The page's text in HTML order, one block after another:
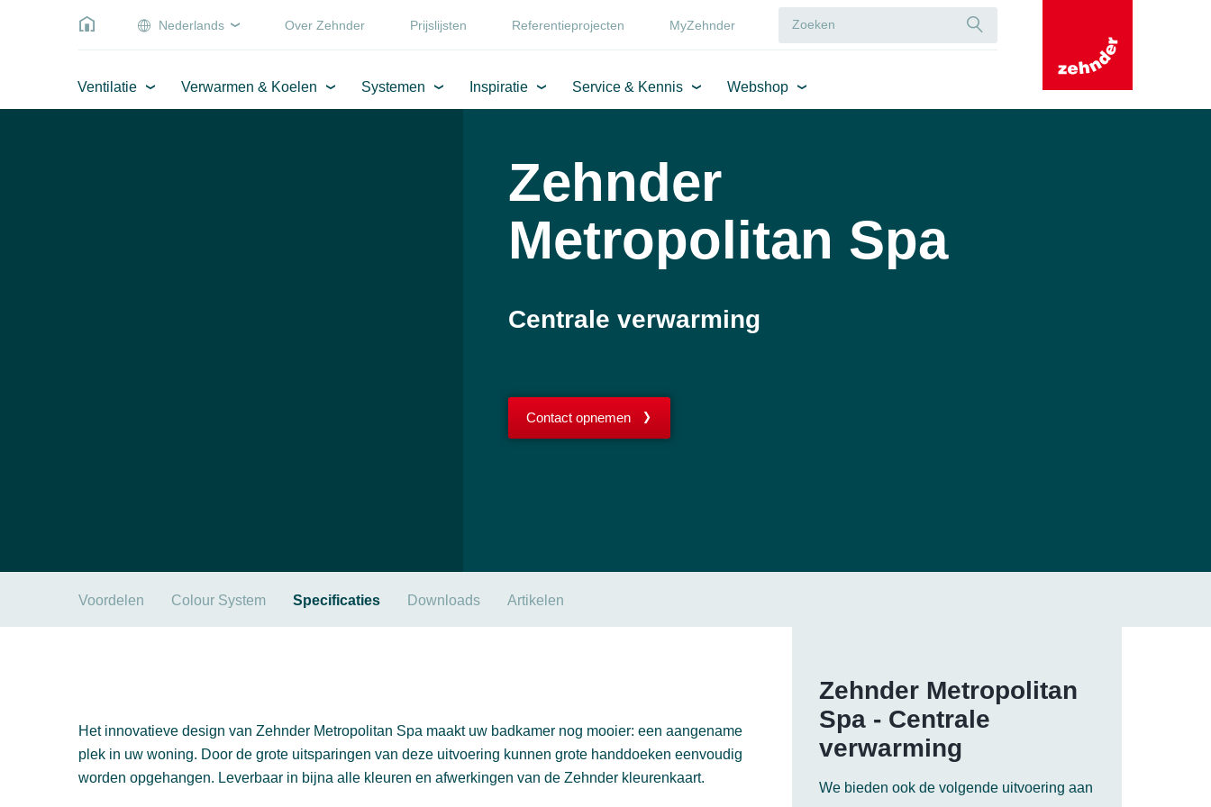
Nederlands Over Zehnder Prijslijsten Referentieprojecten MyZehnder
Ventilatie Verwarmen & Koelen Systemen Inspiratie Service & Kennis Webshop
Zehnder
Metropolitan Spa
Centrale verwarming
Contact opnemen
Voordelen Colour System Specificaties Downloads Artikelen
Het innovatieve design van Zehnder Metropolitan Spa maakt uw badkamer nog mooier: een aangename
plek in uw woning. Door de grote uitsparingen van deze uitvoering kunnen grote handdoeken eenvoudig
worden opgehangen. Leverbaar in bijna alle kleuren en afwerkingen van de Zehnder kleurenkaart.
Zehnder Metropolitan
Spa - Centrale
verwarming
We bieden ook de volgende uitvoering aan